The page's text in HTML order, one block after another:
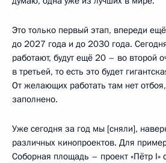
Это только первый этап, впереди
до 2027 года и до 2030 года.
работают, будут ещё 20 – во второй
в третьей, то есть это будет
От желающих работать там нет
заполнено.
Уже сегодня за год мы [сняли],
различных кинопроектов. Для
Соборная площадь – проект «Пётр I»